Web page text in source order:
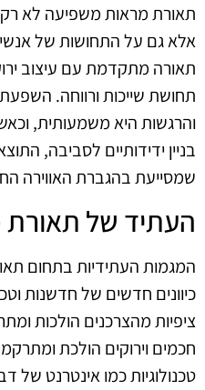
תאורת מראות משפיעה לא
אלא גם על התחושות של
תאורה מתקדמת עם עיצוב
תחושת שייכות ורווחה.
והרגשות היא משמעותית,
בניין ידידותיים לסביבה,
שמסייעת בהגברת האווירה
העתיד של
המגמות העתידיות בתחום
כיוונים חדשים של חדשנות
ציפיות מהצרכנים הולכות
חכמים וירוקים הולכת